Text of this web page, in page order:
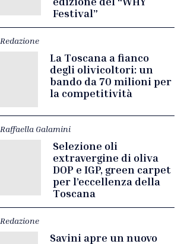
Festival”
Redazione
La Toscana a fianco
degli olivicoltori: un
bando da 70 milioni per
la competitività
Raffaella Galamini
Selezione oli
extravergine di oliva
DOP e IGP, green carpet
per l’eccellenza della
Toscana
Redazione
Savini apre un nuovo